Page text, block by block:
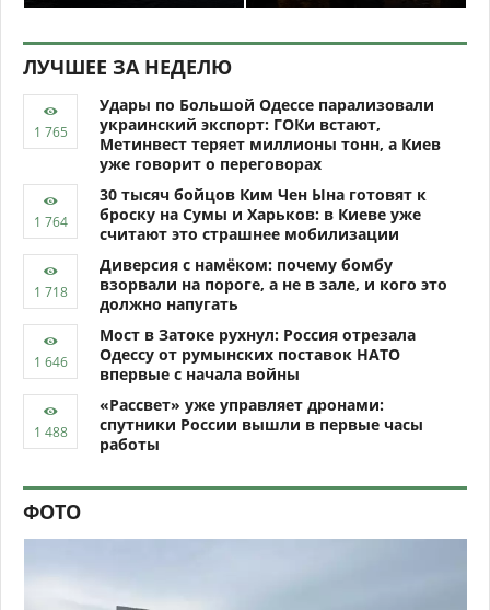
ЛУЧШЕЕ ЗА НЕДЕЛЮ
Удары по Большой Одессе парализовали
украинский экспорт: ГОКи встают,
Метинвест теряет миллионы тонн, а Киев
уже говорит о переговорах
30 тысяч бойцов Ким Чен Ына готовят к
броску на Сумы и Харьков: в Киеве уже
считают это страшнее мобилизации
Диверсия с намёком: почему бомбу
взорвали на пороге, а не в зале, и кого это
должно напугать
Мост в Затоке рухнул: Россия отрезала
Одессу от румынских поставок НАТО
впервые с начала войны
«Рассвет» уже управляет дронами:
спутники России вышли в первые часы
работы
ФОТО